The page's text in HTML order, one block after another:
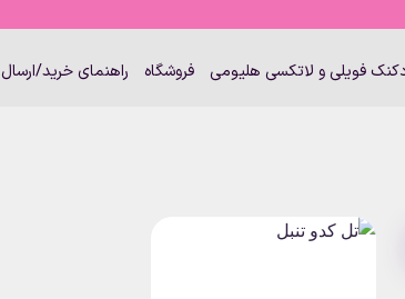
فویلی و لاتکسی هلیومی فروشگاه راهنمای خرید/ارسال